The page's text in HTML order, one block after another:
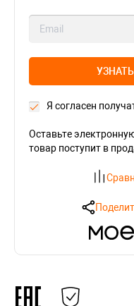
Я согласен
Оставьте
товар поступит в